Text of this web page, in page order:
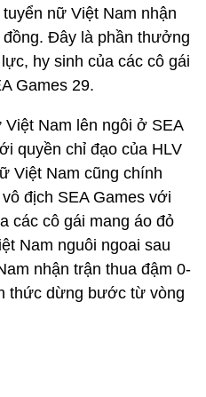
nữ Việt Nam nhận
Đây là phần thưởng
hy sinh của các cô gái
Games 29.
Nam lên ngôi ở SEA
quyền chỉ đạo của HLV
Việt Nam cũng chính
địch SEA Games với
các cô gái mang áo đỏ
Nam nguôi ngoai sau
nhận trận thua đậm 0-
thức dừng bước từ vòng